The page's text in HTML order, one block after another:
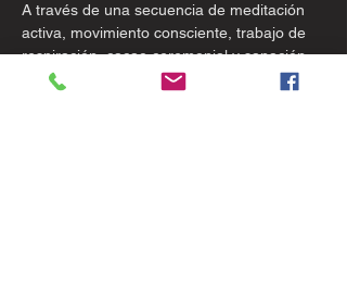
A través de una secuencia de meditación
activa, movimiento consciente, trabajo de
respiración, cacao ceremonial y sanación
con sonido en vivo, atravesarás capas de